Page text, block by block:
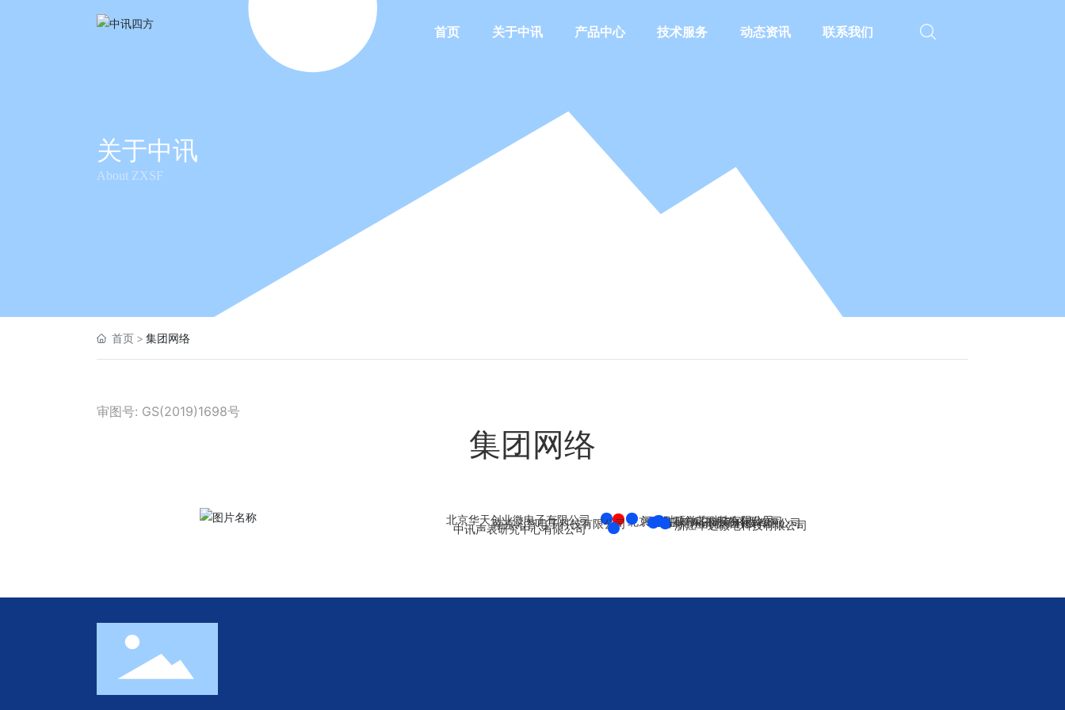
首页 关于中讯 产品中心 技术服务 动态资讯 联系我们
关于中讯
About ZXSF
首页 集团网络
集团网络
北京中讯四方科技股份有限公司
北京华天创业微电子有限公司 河北时硕微芯科技有限公司
南京沁智电子科技有限公司 浙江华远微电科技有限公司
中讯声表研究中心有限公司 日照东讯电子科技有限公司
审图号: GS(2019)1698号